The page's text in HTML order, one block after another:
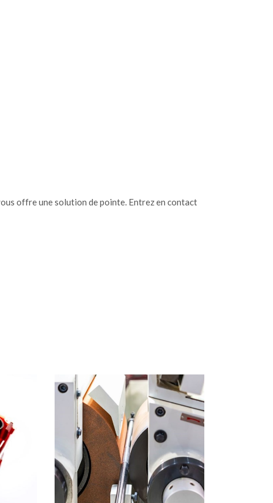
offre une solution de pointe. Entrez en contact